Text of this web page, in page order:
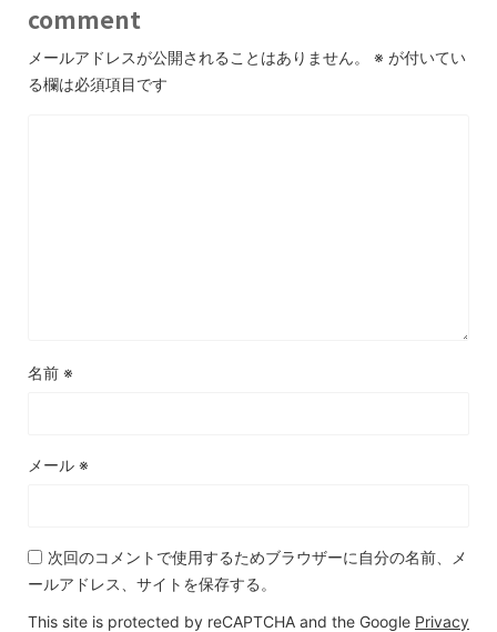
comment
メールアドレスが公開されることはありません。 ※ が付いてい
る欄は必須項目です
名前 ※
メール ※
次回のコメントで使用するためブラウザーに自分の名前、メ
ールアドレス、サイトを保存する。
This site is protected by reCAPTCHA and the Google Privacy